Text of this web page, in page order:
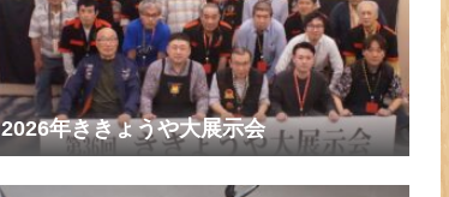
2026年ききょうや大展示会